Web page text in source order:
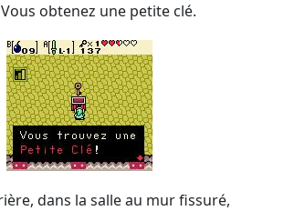
obtenez une petite clé.
dans la salle au mur fissuré,